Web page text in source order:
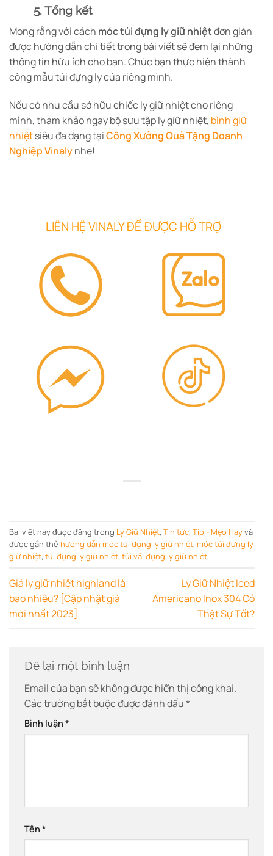
5. Tổng kết
Mong rằng với cách móc túi đựng ly giữ nhiệtđơn giản
được hướng dẫn chi tiết trong bài viết sẽ đem lại những
thông tin hữu ích cho bạn. Chúc bạn thực hiện thành
công mẫu túi đựng ly của riêng mình.
Nếu có nhu cầu sở hữu chiếc ly giữ nhiệt cho riêng
mình, tham khảo ngay bộ sưu tập ly giữ nhiệt, bình giữ
nhiệtsiêu đa dạng tạiCông Xưởng Quà Tặng Doanh
Nghiệp Vinalynhé!
LIÊN HỆ VINALY ĐỂ ĐƯỢC HỖ TRỢ
Bài viết này được đăng trong Ly Giữ Nhiệt, Tin tức, Tip - Mẹo Hayvà
được gắn thẻ hướng dẫn móc túi đựng ly giữ nhiệt, móc túi đựng ly
giữ nhiệt, túi đựng ly giữ nhiệt, túi vải đựng ly giữ nhiệt.
Giá ly giữ nhiệt highland là
bao nhiêu? [Cập nhật giá
mới nhất 2023]
Ly Giữ Nhiệt Iced
Americano Inox 304 Có
Thật Sự Tốt?
Để lại một bình luận
Email của bạn sẽ không được hiển thị công khai.
Các trường bắt buộc được đánh dấu*
Bình luận *
Tên *